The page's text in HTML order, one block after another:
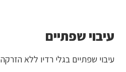
עיבוי שפתיים
עיבוי שפתיים בגלי רדיו ללא הזרקה